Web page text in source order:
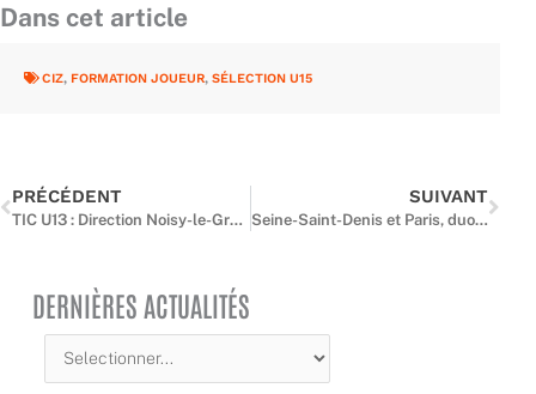
Dans cet article
CIZ, FORMATION JOUEUR, SÉLECTION U15
PRÉCÉDENT
TIC U13 : Direction Noisy-le-Grand et Franconville !
SUIVANT
Seine-Saint-Denis et Paris, duo gagnant du TIC U13
DERNIÈRES ACTUALITÉS